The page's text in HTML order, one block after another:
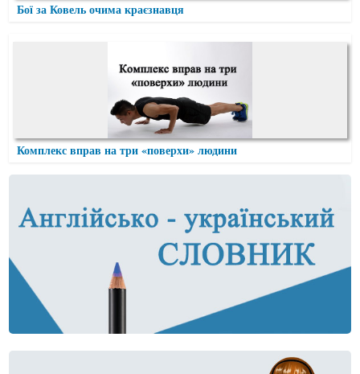
Бої за Ковель очима краєзнавця
Комплекс вправ на три «поверхи» людини